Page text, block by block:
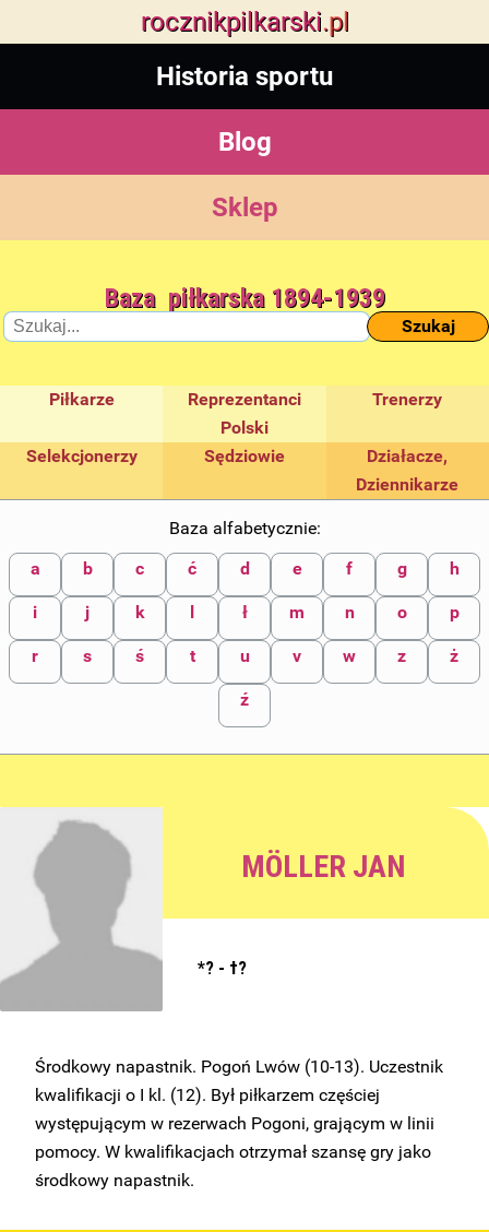
rocznikpilkarski.pl
Historia sportu
Blog
Sklep
Baza piłkarska 1894-1939
Szukaj
Piłkarze
Reprezentanci
Polski
Trenerzy
Selekcjonerzy Sędziowie
Działacze,
Dziennikarze
Baza alfabetycznie:
a
b c ć d e f g h
i j k l ł m n o p
r s ś t u v w z ż
ź
MÖLLER JAN
*? - †?
Środkowy napastnik. Pogoń Lwów (10-13). Uczestnik
kwalifikacji o I kl. (12). Był piłkarzem częściej
występującym w rezerwach Pogoni, grającym w linii
pomocy. W kwalifikacjach otrzymał szansę gry jako
środkowy napastnik.